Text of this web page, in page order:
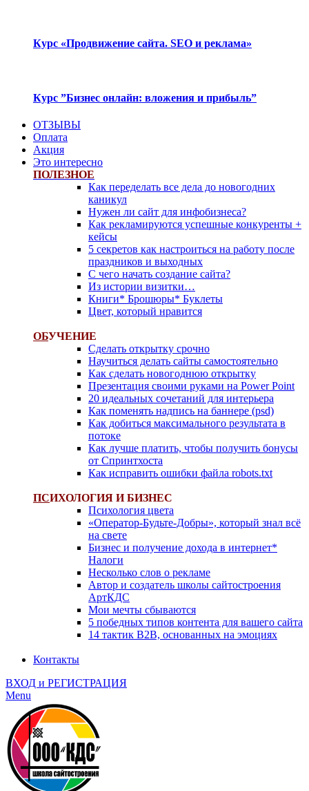
Курс «Продвижение сайта. SEO и реклама»
Курс ”Бизнес онлайн: вложения и прибыль”
ОТЗЫВЫ
Оплата
Акция
Это интересно
ПОЛЕЗНОЕ
Как переделать все дела до новогодних
каникул
Нужен ли сайт для инфобизнеса?
Как рекламируются успешные конкуренты +
кейсы
5 секретов как настроиться на работу после
праздников и выходных
С чего начать создание сайта?
Из истории визитки…
Книги* Брошюры* Буклеты
Цвет, который нравится
ОБУЧЕНИЕ
Сделать открытку срочно
Научиться делать сайты самостоятельно
Как сделать новогоднюю открытку
Презентация своими руками на Power Point
20 идеальных сочетаний для интерьера
Как поменять надпись на баннере (psd)
Как добиться максимального результата в
потоке
Как лучше платить, чтобы получить бонусы
от Спринтхоста
Как исправить ошибки файла robots.txt
ПСИХОЛОГИЯ И БИЗНЕС
Психология цвета
«Оператор-Будьте-Добры», который знал всё
на свете
Бизнес и получение дохода в интернет*
Налоги
Несколько слов о рекламе
Автор и создатель школы сайтостроения
АртКДС
Мои мечты сбываются
5 победных типов контента для вашего сайта
14 тактик B2B, основанных на эмоциях
Контакты
ВХОД и РЕГИСТРАЦИЯ
Menu